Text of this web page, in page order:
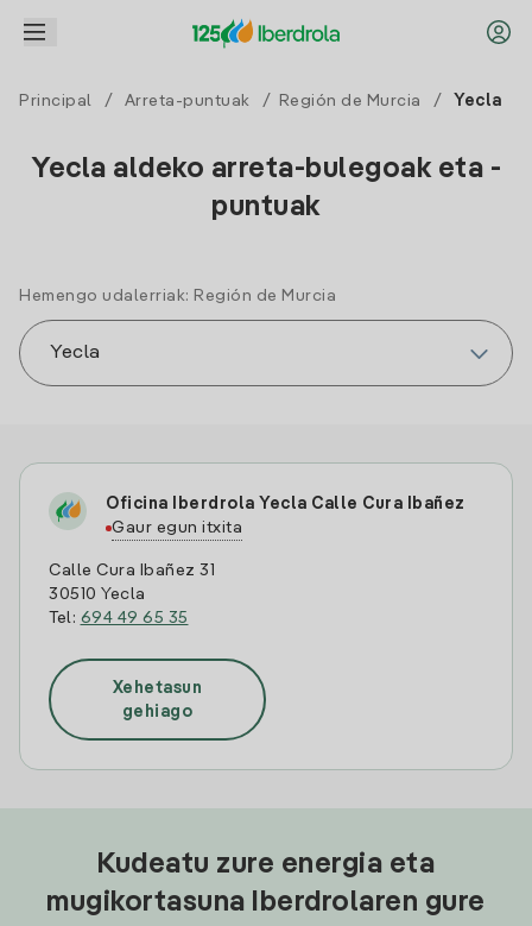
Principal / Arreta-puntuak / Región de Murcia / Yecla
Yecla aldeko arreta-bulegoak eta -
puntuak
Hemengo udalerriak: Región de Murcia
Oficina Iberdrola Yecla Calle Cura Ibañez
Gaur egun itxita
Calle Cura Ibañez 31
30510 Yecla
Tel: 694 49 65 35
Xehetasun
gehiago
Kudeatu zure energia eta
mugikortasuna Iberdrolaren gure